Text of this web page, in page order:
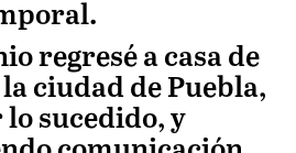
regresé a casa de
ciudad de Puebla,
sucedido, y